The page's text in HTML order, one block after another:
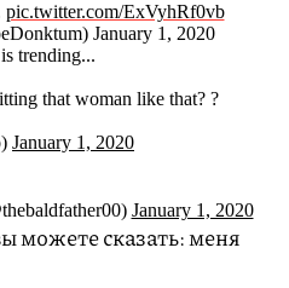
pic.twitter.com/ExVyhRf0vb
January 1, 2020
trending...
that woman like that? ?
January 1, 2020
January 1, 2020
можете сказать: меня